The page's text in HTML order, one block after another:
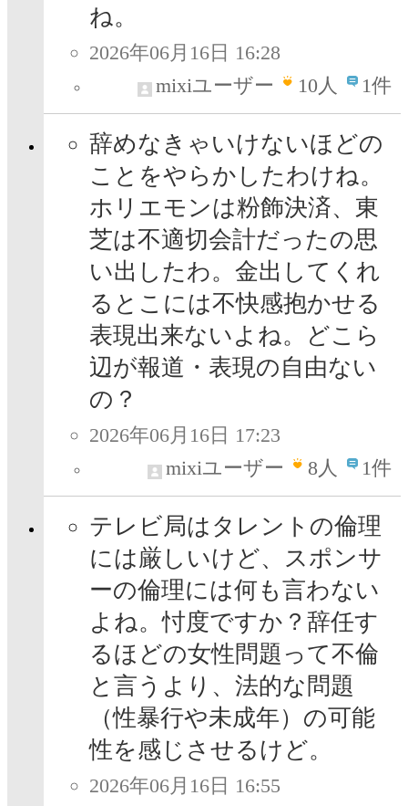
ね。
2026年06月16日 16:28
mixiユーザー
10人 1件
辞めなきゃいけないほどの
ことをやらかしたわけね。
ホリエモンは粉飾決済、東
芝は不適切会計だったの思
い出したわ。金出してくれ
るとこには不快感抱かせる
表現出来ないよね。どこら
辺が報道・表現の自由ない
の？
2026年06月16日 17:23
mixiユーザー
8人 1件
テレビ局はタレントの倫理
には厳しいけど、スポンサ
ーの倫理には何も言わない
よね。忖度ですか？辞任す
るほどの女性問題って不倫
と言うより、法的な問題
（性暴行や未成年）の可能
性を感じさせるけど。
2026年06月16日 16:55